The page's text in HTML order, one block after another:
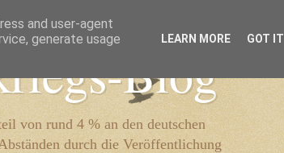
Blog
von rund 4 % an den deutschen
durch die Veröffentlichung
and user-agent
generate usage
LEARN MORE GOT IT